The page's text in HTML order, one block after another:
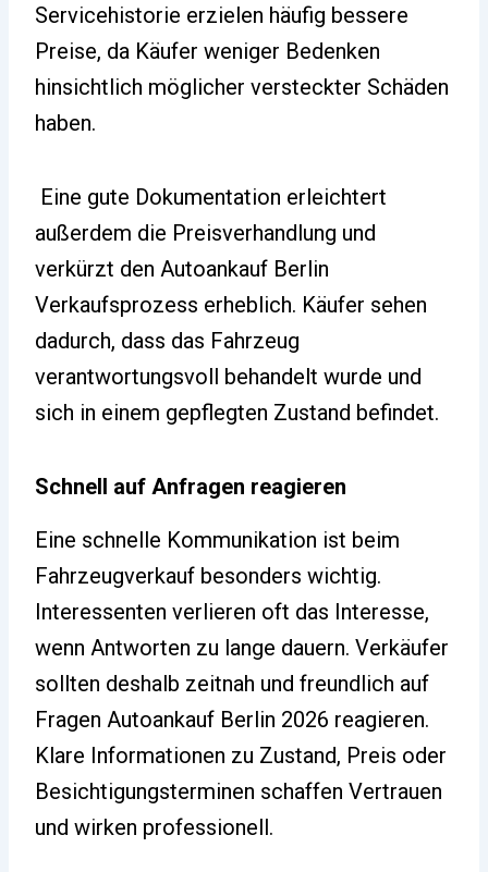
Servicehistorie erzielen häufig bessere
Preise, da Käufer weniger Bedenken
hinsichtlich möglicher versteckter Schäden
haben.
Eine gute Dokumentation erleichtert
außerdem die Preisverhandlung und
verkürzt den Autoankauf Berlin
Verkaufsprozess erheblich. Käufer sehen
dadurch, dass das Fahrzeug
verantwortungsvoll behandelt wurde und
sich in einem gepflegten Zustand befindet.
Schnell auf Anfragen reagieren
Eine schnelle Kommunikation ist beim
Fahrzeugverkauf besonders wichtig.
Interessenten verlieren oft das Interesse,
wenn Antworten zu lange dauern. Verkäufer
sollten deshalb zeitnah und freundlich auf
Fragen Autoankauf Berlin 2026 reagieren.
Klare Informationen zu Zustand, Preis oder
Besichtigungsterminen schaffen Vertrauen
und wirken professionell.